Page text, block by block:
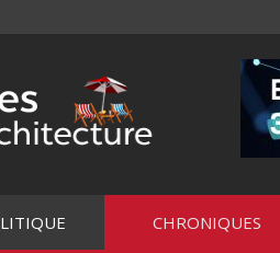
CHRONIQUES